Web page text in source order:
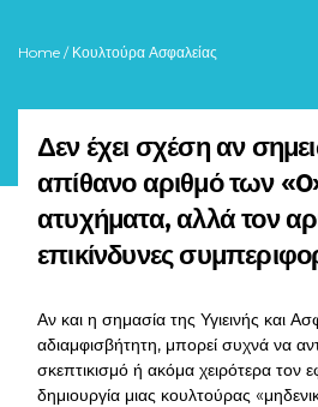
Home / Κουλτούρα Ασφαλείας
Δεν έχει σχέση αν
απίθανο αριθμό των
ατυχήματα, αλλά τον
επικίνδυνες
Αν και η σημασία της Υγιεινής και
αδιαμφισβήτητη, μπορεί συχνά να
σκεπτικισμό ή ακόμα χειρότερα τον
δημιουργία μιας κουλτούρας